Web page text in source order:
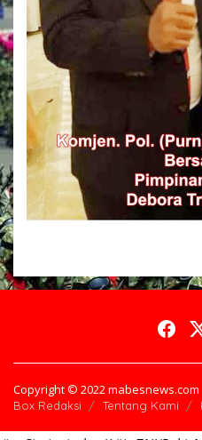
Copyright © 2022 mabesnews.com
Box Redaksi
Tentang Kami